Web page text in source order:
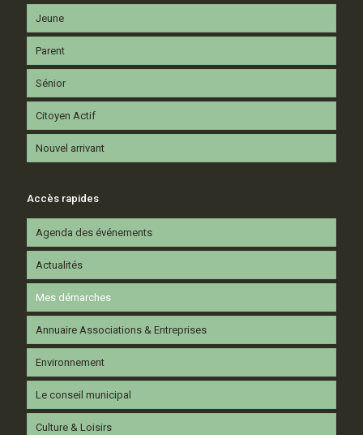
Jeune
Parent
Sénior
Citoyen Actif
Nouvel arrivant
Accès rapides
Agenda des événements
Actualités
Mes démarches
Annuaire Associations & Entreprises
Environnement
Le conseil municipal
Culture & Loisirs